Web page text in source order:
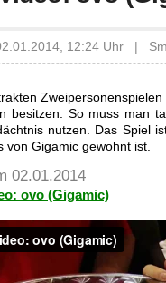
12:24 Uhr |
besitzen. So muss man
nutzen. Das Spiel
Gigamic gewohnt ist.
02.01.2014
ovo (Gigamic)